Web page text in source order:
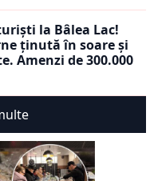
la Bâlea Lac!
ținută în soare și
Amenzi de 300.000